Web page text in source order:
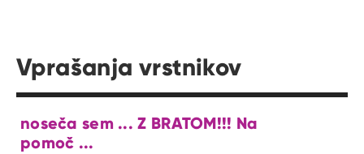
Vprašanja vrstnikov
noseča sem ... Z BRATOM!!! Na
pomoč ...